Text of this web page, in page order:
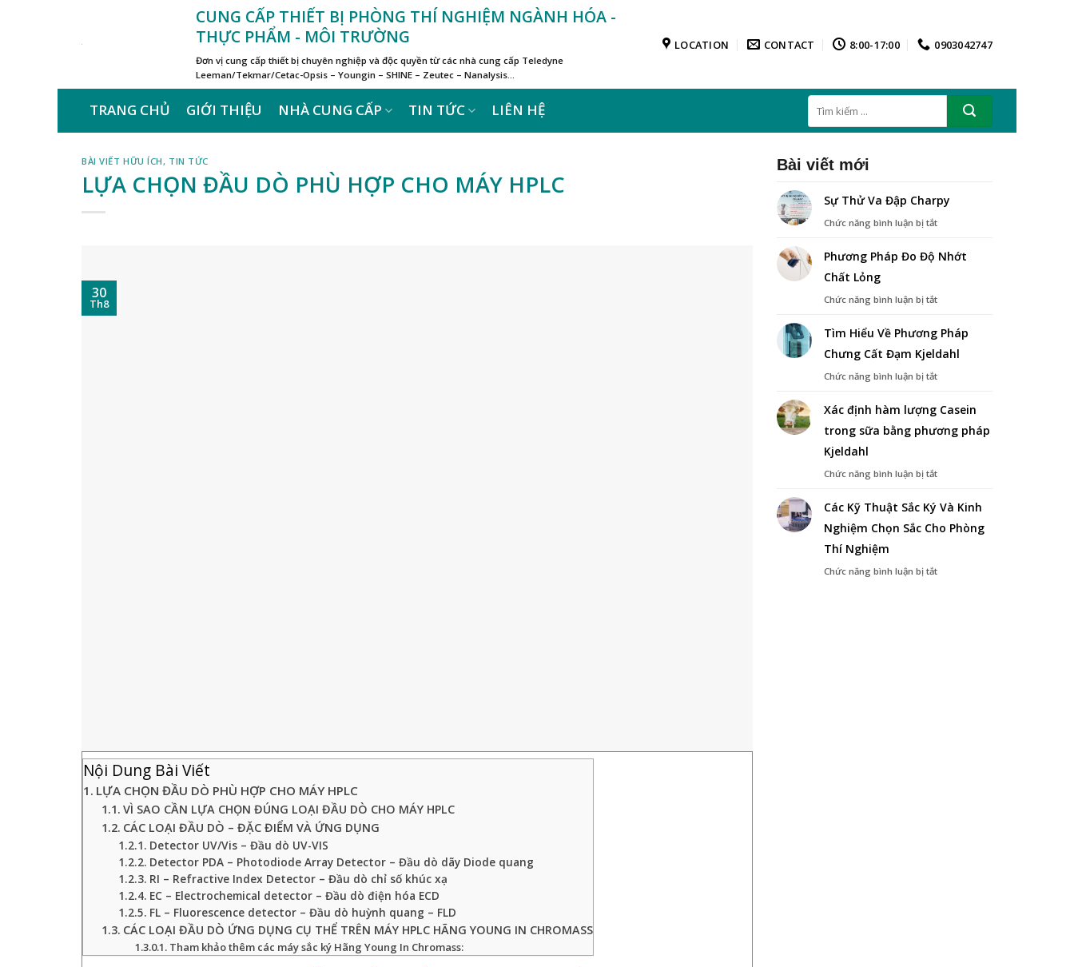
content
CUNG CẤP THIẾT BỊ PHÒNG THÍ NGHIỆM NGÀNH HÓA -
THỰC PHẨM - MÔI TRƯỜNG
Đơn vị cung cấp thiết bị chuyên nghiệp và độc quyền từ các nhà cung cấp Teledyne
Leeman/Tekmar/Cetac-Opsis – Youngin – SHINE – Zeutec – Nanalysis…
LOCATION CONTACT 8:00-17:00 0903042747
TRANG CHỦ GIỚI THIỆU NHÀ CUNG CẤP TIN TỨC LIÊN HỆ
Tìm
kiếm:
BÀI VIẾT HỮU ÍCH, TIN TỨC
LỰA CHỌN ĐẦU DÒ PHÙ HỢP CHO MÁY HPLC
30
Th8
Nội Dung Bài Viết
LỰA CHỌN ĐẦU DÒ PHÙ HỢP CHO MÁY HPLC
VÌ SAO CẦN LỰA CHỌN ĐÚNG LOẠI ĐẦU DÒ CHO MÁY HPLC
CÁC LOẠI ĐẦU DÒ – ĐẶC ĐIỂM VÀ ỨNG DỤNG
Detector UV/Vis – Đầu dò UV-VIS
Detector PDA – Photodiode Array Detector – Đầu dò dãy Diode quang
RI – Refractive Index Detector – Đầu dò chỉ số khúc xạ
EC – Electrochemical detector – Đầu dò điện hóa ECD
FL – Fluorescence detector – Đầu dò huỳnh quang – FLD
CÁC LOẠI ĐẦU DÒ ỨNG DỤNG CỤ THỂ TRÊN MÁY HPLC HÃNG YOUNG IN CHROMASS
Tham khảo thêm các máy sắc ký Hãng Young In Chromass:
Bài viết mới
Sự Thử Va Đập Charpy
Chức năng bình luận bị tắtở
Thử
Va
Phương Pháp Đo Độ Nhớt
Chất Lỏng
Chức năng bình luận bị tắtở
Pháp
Đo
Độ
Chất
Tìm Hiểu Về Phương Pháp
Chưng Cất Đạm Kjeldahl
Chức năng bình luận bị tắtở
Về
Phương
Cất
Xác định hàm lượng Casein
trong sữa bằng phương pháp
Kjeldahl
Chức năng bình luận bị tắtở
định
hàm
lượng
sữa
Các Kỹ Thuật Sắc Ký Và Kinh
Nghiệm Chọn Sắc Cho Phòng
Thí Nghiệm
Chức năng bình luận bị tắtở